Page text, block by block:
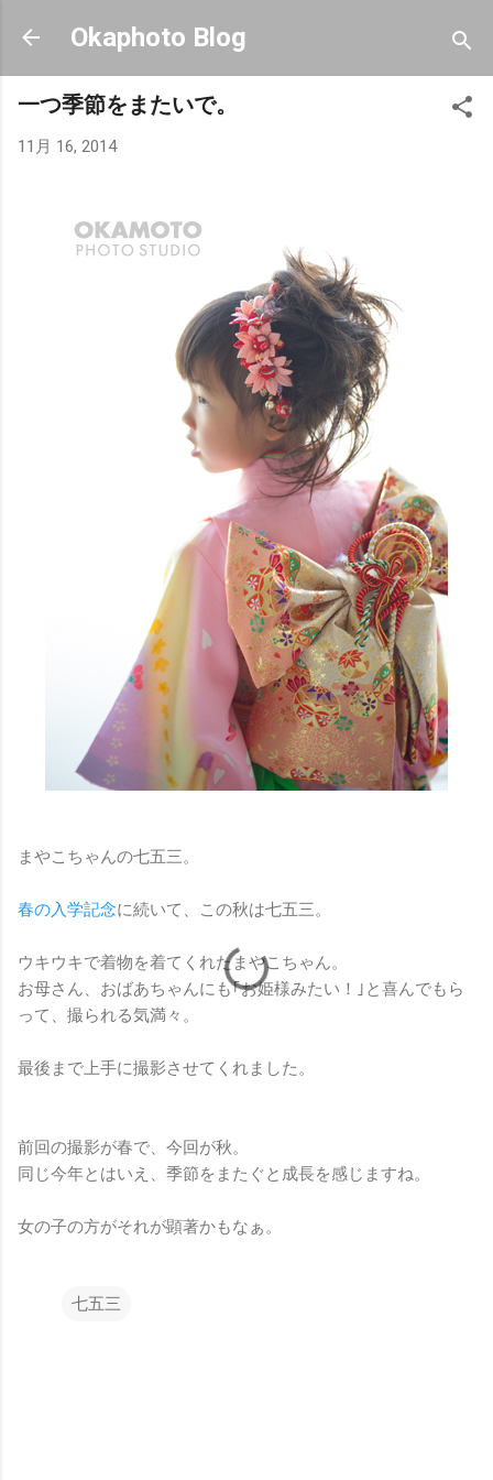
スキップしてメイン コンテンツに移動
Okaphoto Blog
一つ季節をまたいで。
11月 16, 2014
まやこちゃんの七五三。
春の入学記念に続いて、この秋は七五三。
ウキウキで着物を着てくれたまやこちゃん。
お母さん、おばあちゃんにも｢お姫様みたい！｣と喜んでもら
って、撮られる気満々。
最後まで上手に撮影させてくれました。
前回の撮影が春で、今回が秋。
同じ今年とはいえ、季節をまたぐと成長を感じますね。
女の子の方がそれが顕著かもなぁ。
七五三